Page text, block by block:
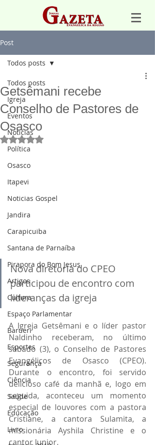
Post
Todos posts
Igreja
Eventos
Notícias
Política
Osasco
Itapevi
Noticias Gospel
Jandira
Carapicuiba
Santana de Parnaíba
Pirapora do Bom Jesus
Artigos
Cultura
Espaço Parlamentar
Barueri
Esportes
Segurança
Ciência
Saúde
Educação
Livro
Todos posts
Getsêmani recebe
Conselho de Pastores de
Osasco
Avaliado com NaN de 5 estrelas.
Nova diretoria do CPEO
participou de encontro com
lideranças da igreja
A Igreja Getsêmani e o líder pastor
Naldinho receberam, no último
sábado (3), o Conselho de Pastores
Evangélicos de Osasco (CPEO).
Durante o encontro, foi servido
delicioso café da manhã e, logo em
seguida, aconteceu um momento
especial de louvores com a pastora
Cristiane, a cantora Sulamita, a
missionária Ayshila Christine e o
cantor Junior.